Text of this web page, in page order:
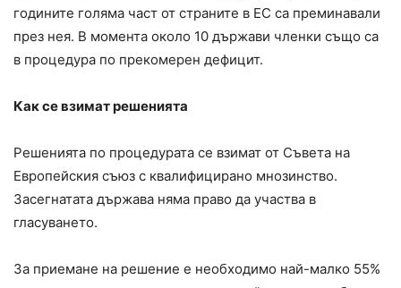
годините голяма част от страните в ЕС са преминавали
през нея. В момента около 10 държави членки също са
в процедура по прекомерен дефицит.
Как се взимат решенията
Решенията по процедурата се взимат от Съвета на
Европейския съюз с квалифицирано мнозинство.
Засегнатата държава няма право да участва в
гласуването.
За приемане на решение е необходимо най-малко 55%